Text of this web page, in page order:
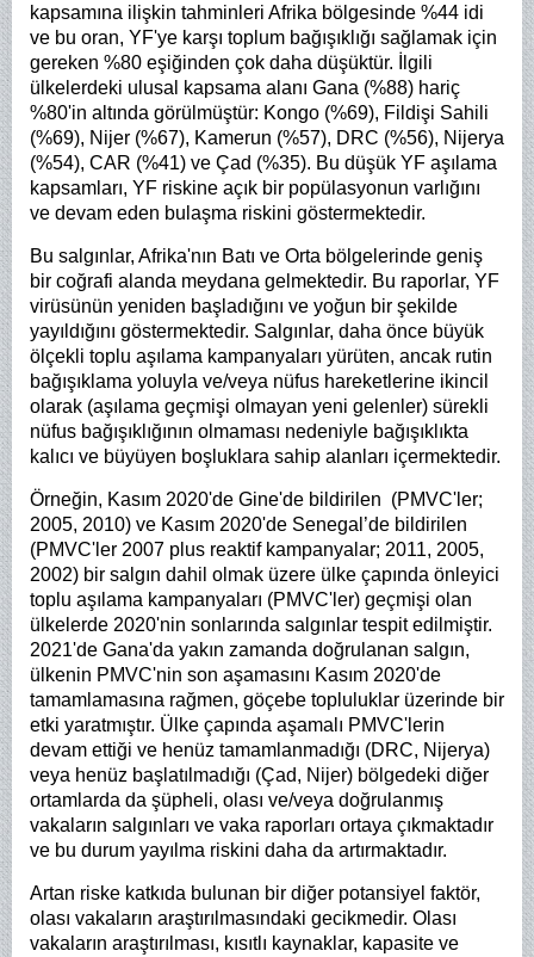
kapsamına ilişkin tahminleri Afrika bölgesinde %44 idi
ve bu oran, YF'ye karşı toplum bağışıklığı sağlamak için
gereken %80 eşiğinden çok daha düşüktür. İlgili
ülkelerdeki ulusal kapsama alanı Gana (%88) hariç
%80'in altında görülmüştür: Kongo (%69), Fildişi Sahili
(%69), Nijer (%67), Kamerun (%57), DRC (%56), Nijerya
(%54), CAR (%41) ve Çad (%35). Bu düşük YF aşılama
kapsamları, YF riskine açık bir popülasyonun varlığını
ve devam eden bulaşma riskini göstermektedir.
Bu salgınlar, Afrika'nın Batı ve Orta bölgelerinde geniş
bir coğrafi alanda meydana gelmektedir. Bu raporlar, YF
virüsünün yeniden başladığını ve yoğun bir şekilde
yayıldığını göstermektedir. Salgınlar, daha önce büyük
ölçekli toplu aşılama kampanyaları yürüten, ancak rutin
bağışıklama yoluyla ve/veya nüfus hareketlerine ikincil
olarak (aşılama geçmişi olmayan yeni gelenler) sürekli
nüfus bağışıklığının olmaması nedeniyle bağışıklıkta
kalıcı ve büyüyen boşluklara sahip alanları içermektedir.
Örneğin, Kasım 2020'de Gine'de bildirilen (PMVC'ler;
2005, 2010) ve Kasım 2020'de Senegal’de bildirilen
(PMVC'ler 2007 plus reaktif kampanyalar; 2011, 2005,
2002) bir salgın dahil olmak üzere ülke çapında önleyici
toplu aşılama kampanyaları (PMVC'ler) geçmişi olan
ülkelerde 2020'nin sonlarında salgınlar tespit edilmiştir.
2021'de Gana'da yakın zamanda doğrulanan salgın,
ülkenin PMVC'nin son aşamasını Kasım 2020'de
tamamlamasına rağmen, göçebe topluluklar üzerinde bir
etki yaratmıştır. Ülke çapında aşamalı PMVC'lerin
devam ettiği ve henüz tamamlanmadığı (DRC, Nijerya)
veya henüz başlatılmadığı (Çad, Nijer) bölgedeki diğer
ortamlarda da şüpheli, olası ve/veya doğrulanmış
vakaların salgınları ve vaka raporları ortaya çıkmaktadır
ve bu durum yayılma riskini daha da artırmaktadır.
Artan riske katkıda bulunan bir diğer potansiyel faktör,
olası vakaların araştırılmasındaki gecikmedir. Olası
vakaların araştırılması, kısıtlı kaynaklar, kapasite ve